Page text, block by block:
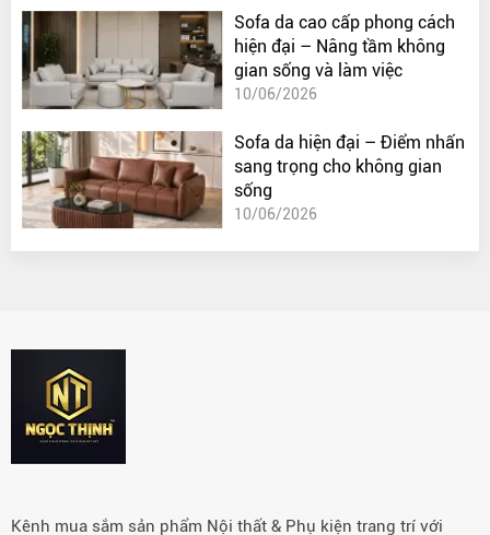
Sofa da cao cấp phong cách
hiện đại – Nâng tầm không
gian sống và làm việc
10/06/2026
Sofa da hiện đại – Điểm nhấn
sang trọng cho không gian
sống
10/06/2026
Kênh mua sắm sản phẩm Nội thất & Phụ kiện trang trí với